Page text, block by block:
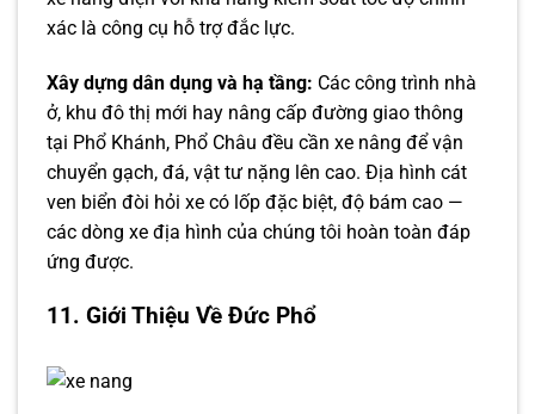
xác là công cụ hỗ trợ đắc lực.
Xây dựng dân dụng và hạ tầng: Các công trình nhà
ở, khu đô thị mới hay nâng cấp đường giao thông
tại Phổ Khánh, Phổ Châu đều cần xe nâng để vận
chuyển gạch, đá, vật tư nặng lên cao. Địa hình cát
ven biển đòi hỏi xe có lốp đặc biệt, độ bám cao —
các dòng xe địa hình của chúng tôi hoàn toàn đáp
ứng được.
11. Giới Thiệu Về Đức Phổ